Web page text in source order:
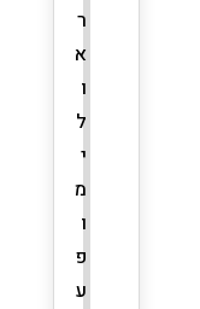
ר
א
ו
ל
י
מ
ו
פ
ע